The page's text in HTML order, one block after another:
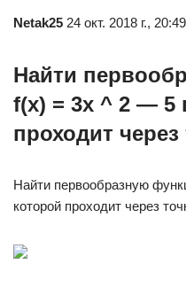
Netak25 24 окт. 2018 г.,
Найти
f(x) = 3x ^ 2 — 5
проходит через
Найти первообразную
которой проходит через